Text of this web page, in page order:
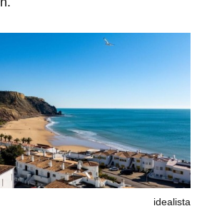
idealista